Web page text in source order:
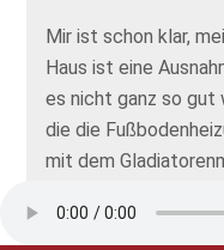
Mir ist schon klar,
Haus ist eine
es nicht ganz so gut
die die
mit dem
hochgehalten